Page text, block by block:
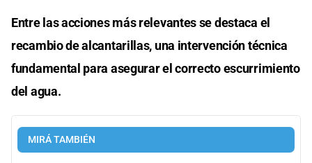
Entre las acciones más relevantes se destaca el
recambio de alcantarillas, una intervención técnica
fundamental para asegurar el correcto escurrimiento
del agua.
MIRÁ TAMBIÉN